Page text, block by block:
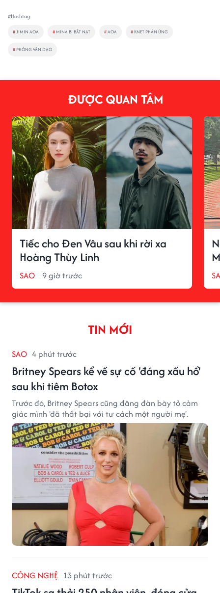
#Hashtag
#JIMIN AOA # MINA BỊ BẮT NẠT #AOA # KNET PHẢN ỨNG
# PHỎNG VẤN DẠO
ĐƯỢC QUAN TÂM
Tiếc cho Đen Vâu sau khi rời xa
Hoàng Thùy Linh
SAO 9 giờ trước
TIN MỚI
SAO 4 phút trước
Britney Spears kể về sự cố 'đáng xấu hổ'
sau khi tiêm Botox
Trước đó, Britney Spears cũng đăng đàn bày tỏ cảm
giác mình 'đã thất bại với tư cách một người mẹ'.
CÔNG NGHỆ 13 phút trước